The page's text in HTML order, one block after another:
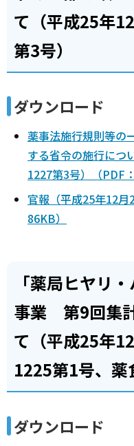
て（平成25年
第3号）
ダウンロード
薬事法施行規則等の
する省令の施行につ
1227第3号）（PDF
官報（平成25年12月
86KB）
「薬局ヒヤリ
事業 第9回集
て（平成25年
1225第1号、薬
ダウンロード